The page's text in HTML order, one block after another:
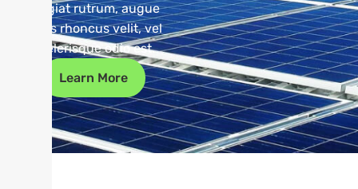
feugiat rutrum, augue
lacus rhoncus velit, vel
scelerisque odio est.
Learn More